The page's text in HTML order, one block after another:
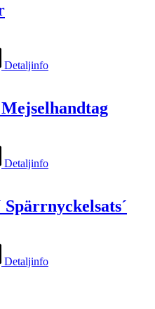
Detaljinfo
Detaljinfo
Detaljinfo